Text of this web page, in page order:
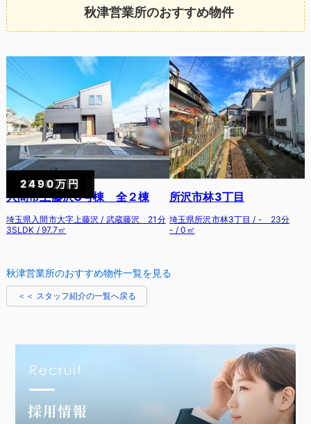
R6.6.28 東久留米市 T・H様
2024年05月12日 H様
秋津営業所のおすすめ物件
秋津営業所のおすすめ物件一覧を見る
＜＜ スタッフ紹介の一覧へ戻る